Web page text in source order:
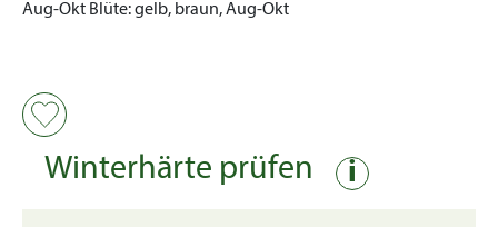
Aug-Okt Blüte:gelb, braun, Aug-Okt
Winterhärte prüfen i